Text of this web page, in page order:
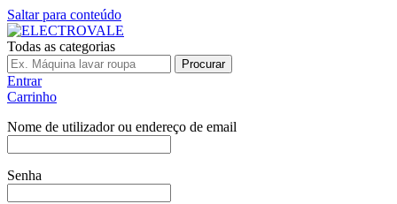
Saltar para conteúdo
Todas as categorias
Procurar
Entrar
Carrinho
Nome de utilizador ou endereço de email
Senha